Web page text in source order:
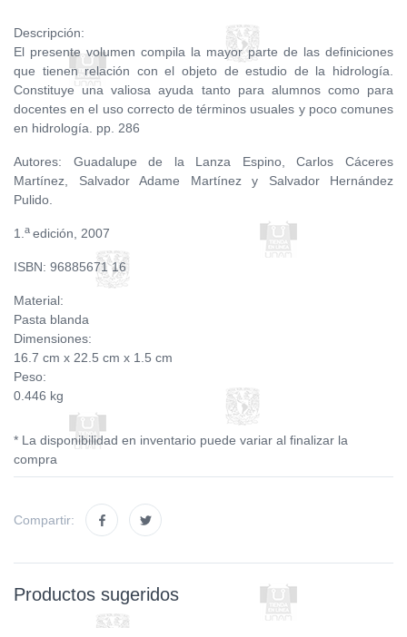
Descripción:
El presente volumen compila la mayor parte de las definiciones
que tienen relación con el objeto de estudio de la hidrología.
Constituye una valiosa ayuda tanto para alumnos como para
docentes en el uso correcto de términos usuales y poco comunes
en hidrología. pp. 286
Autores: Guadalupe de la Lanza Espino, Carlos Cáceres
Martínez, Salvador Adame Martínez y Salvador Hernández
Pulido.
1. a edición, 2007
ISBN: 96885671 16
Material:
Pasta blanda
Dimensiones:
16.7 cm x 22.5 cm x 1.5 cm
Peso:
0.446 kg
* La disponibilidad en inventario puede variar al finalizar la
compra
Compartir:
Productos sugeridos